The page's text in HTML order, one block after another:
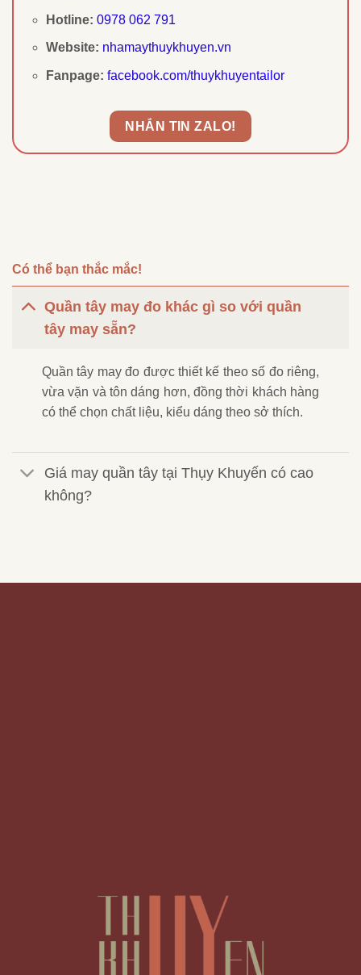
Hotline: 0978 062 791
Website: nhamaythuykhuyen.vn
Fanpage: facebook.com/thuykhuyentailor
NHẮN TIN ZALO!
Có thể bạn thắc mắc!
Quần tây may đo khác gì so với quần
tây may sẵn?
Quần tây may đo được thiết kế theo số đo riêng,
vừa vặn và tôn dáng hơn, đồng thời khách hàng
có thể chọn chất liệu, kiểu dáng theo sở thích.
Giá may quần tây tại Thụy Khuyến có cao
không?